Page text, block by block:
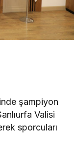
şampiyon
Valisi
sporcuları